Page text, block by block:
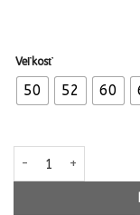
Veľkosť
50 52 60
množstvo OCEL